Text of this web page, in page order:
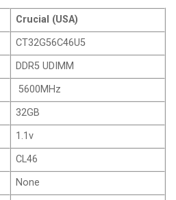
Crucial (USA)
CT32G56C46U5
DDR5 UDIMM
5600MHz
32GB
1.1v
CL46
None